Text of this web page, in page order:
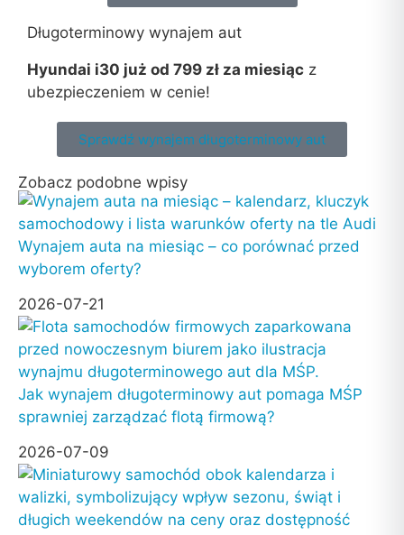
Długoterminowy wynajem aut
Hyundai i30 już od 799 zł za miesiąc z
ubezpieczeniem w cenie!
Sprawdź wynajem długoterminowy aut
Zobacz podobne wpisy
Wynajem auta na miesiąc – co porównać przed
wyborem oferty?
2026-07-21
Jak wynajem długoterminowy aut pomaga MŚP
sprawniej zarządzać flotą firmową?
2026-07-09